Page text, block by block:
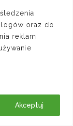
oraz do
reklam.
Akceptuj
lub
wyłącza
może